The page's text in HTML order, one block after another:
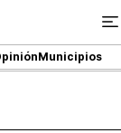
Municipios